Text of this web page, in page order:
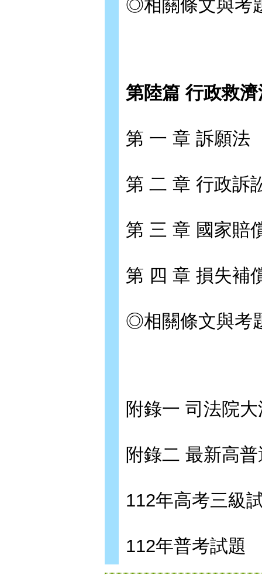
◎相關條文與考
第陸篇 行政救
第 一 章 訴願法
第 二 章 行政訴
第 三 章 國家賠
第 四 章 損失補
◎相關條文與考
附錄一 司法院
附錄二 最新高
112年高考三級
112年普考試題